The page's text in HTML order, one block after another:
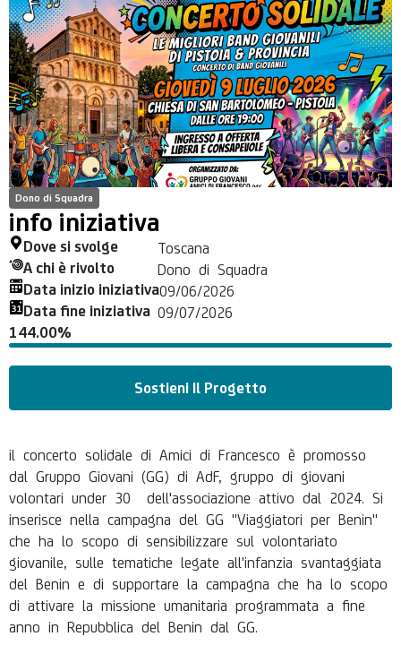
Dono di Squadra
info iniziativa
Dove si svolge Toscana
A chi è rivolto Dono di Squadra
Data inizio iniziativa09/06/2026
Data fine iniziativa 09/07/2026
144.00%
Sostieni Il Progetto
il concerto solidale di Amici di Francesco è promosso
dal Gruppo Giovani (GG) di AdF, gruppo di giovani
volontari under 30 dell'associazione attivo dal 2024. Si
inserisce nella campagna del GG "Viaggiatori per Benin"
che ha lo scopo di sensibilizzare sul volontariato
giovanile, sulle tematiche legate all'infanzia svantaggiata
del Benin e di supportare la campagna che ha lo scopo
di attivare la missione umanitaria programmata a fine
anno in Repubblica del Benin dal GG.